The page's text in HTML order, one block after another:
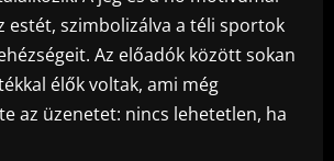
estét, szimbolizálva a téli sportok
Az előadók között sokan
élők voltak, ami még
az üzenetet: nincs lehetetlen, ha